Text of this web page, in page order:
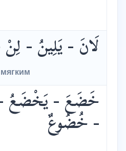
لَانَ - يَلِينُ -
خَضَعَ - يَخْضَعُ
- خُضُوعٌ